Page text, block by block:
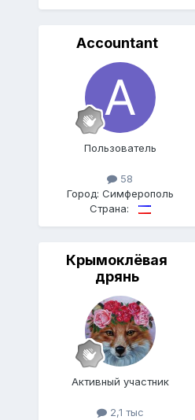
Accountant
Пoльзователь
58
Город: Симферополь
Страна:
Крымоклёвая
дрянь
Активный участник
2,1 тыс